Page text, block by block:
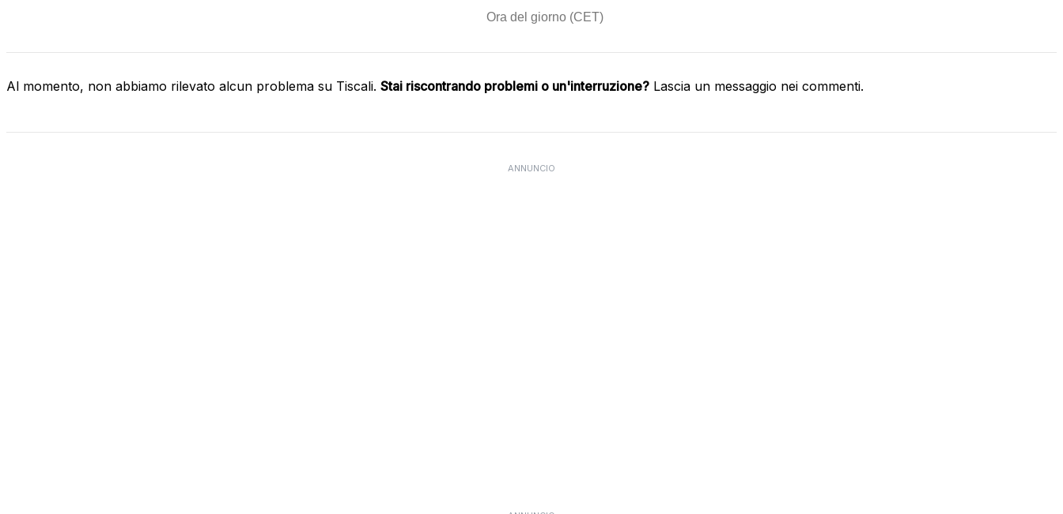
Al momento, non abbiamo rilevato alcun problema su Tiscali. Stai riscontrando problemi o un'interruzione? Lascia un messaggio nei commenti.
ANNUNCIO